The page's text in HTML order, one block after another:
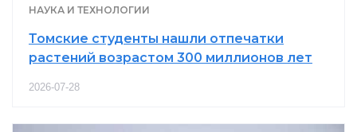
НАУКА И ТЕХНОЛОГИИ
Томские студенты нашли отпечатки
растений возрастом 300 миллионов лет
2026-07-28